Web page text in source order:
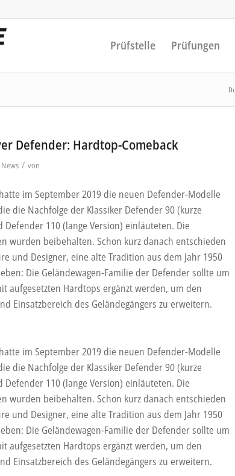
Prüfstelle Prüfungen
Defender: Hardtop-Comeback
News / von
im September 2019 die neuen Defender-Modelle
die Nachfolge der Klassiker Defender 90 (kurze
Defender 110 (lange Version) einläuteten. Die
wurden beibehalten. Schon kurz danach entschieden
und Designer, eine alte Tradition aus dem Jahr 1950
Die Geländewagen-Familie der Defender sollte um
aufgesetzten Hardtops ergänzt werden, um den
Einsatzbereich des Geländegängers zu erweitern.
im September 2019 die neuen Defender-Modelle
die Nachfolge der Klassiker Defender 90 (kurze
Defender 110 (lange Version) einläuteten. Die
wurden beibehalten. Schon kurz danach entschieden
und Designer, eine alte Tradition aus dem Jahr 1950
Die Geländewagen-Familie der Defender sollte um
aufgesetzten Hardtops ergänzt werden, um den
Einsatzbereich des Geländegängers zu erweitern.